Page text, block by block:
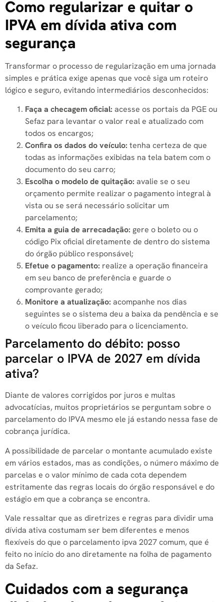
Como regularizar e quitar o
IPVA em dívida ativa com
segurança
Transformar o processo de regularização em uma jornada
simples e prática exige apenas que você siga um roteiro
lógico e seguro, evitando intermediários desconhecidos:
Faça a checagem oficial: acesse os portais da PGE ou
Sefaz para levantar o valor real e atualizado com
todos os encargos;
Confira os dados do veículo: tenha certeza de que
todas as informações exibidas na tela batem com o
documento do seu carro;
Escolha o modelo de quitação: avalie se o seu
orçamento permite realizar o pagamento integral à
vista ou se será necessário solicitar um
parcelamento;
Emita a guia de arrecadação: gere o boleto ou o
código Pix oficial diretamente de dentro do sistema
do órgão público responsável;
Efetue o pagamento: realize a operação financeira
em seu banco de preferência e guarde o
comprovante gerado;
Monitore a atualização: acompanhe nos dias
seguintes se o sistema deu a baixa da pendência e se
o veículo ficou liberado para o licenciamento.
Parcelamento do débito: posso
parcelar o IPVA de 2027 em dívida
ativa?
Diante de valores corrigidos por juros e multas
advocatícias, muitos proprietários se perguntam sobre o
parcelamento do IPVA mesmo ele já estando nessa fase de
cobrança jurídica.
A possibilidade de parcelar o montante acumulado existe
em vários estados, mas as condições, o número máximo de
parcelas e o valor mínimo de cada cota dependem
estritamente das regras locais do órgão responsável e do
estágio em que a cobrança se encontra.
Vale ressaltar que as diretrizes e regras para dividir uma
dívida ativa costumam ser bem diferentes e menos
flexíveis do que o parcelamento ipva 2027 comum, que é
feito no início do ano diretamente na folha de pagamento
da Sefaz.
Cuidados com a segurança